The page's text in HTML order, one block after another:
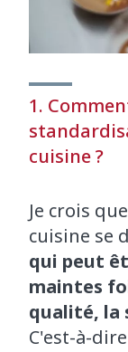
1.
cuisine ?
Je crois
cuisine se
qui peut
maintes
qualité, la
C'est-à-